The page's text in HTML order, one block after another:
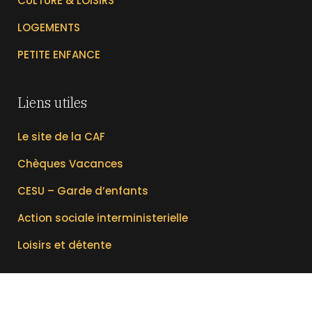
LOGEMENTS
PETITE ENFANCE
Liens utiles
Le site de la CAF
Chèques Vacances
CESU – Garde d’enfants
Action sociale interministerielle
Loisirs et détente